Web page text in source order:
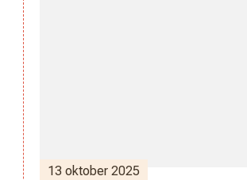
13 oktober 2025